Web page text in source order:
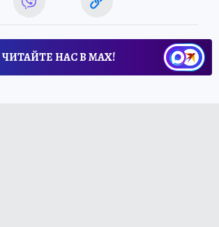
ЧИТАЙТЕ НАС В МАХ!